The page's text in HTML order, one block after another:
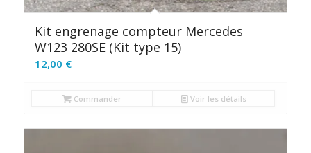
Kit engrenage compteur Mercedes
W123 280SE (Kit type 15)
12,00 €
Commander Voir les détails